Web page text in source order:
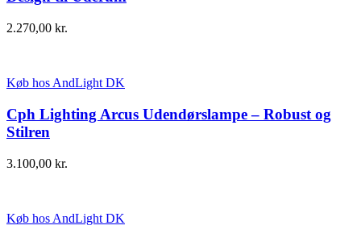
2.270,00 kr.
Køb hos AndLight DK
Cph Lighting Arcus Udendørslampe – Robust og
Stilren
3.100,00 kr.
Køb hos AndLight DK